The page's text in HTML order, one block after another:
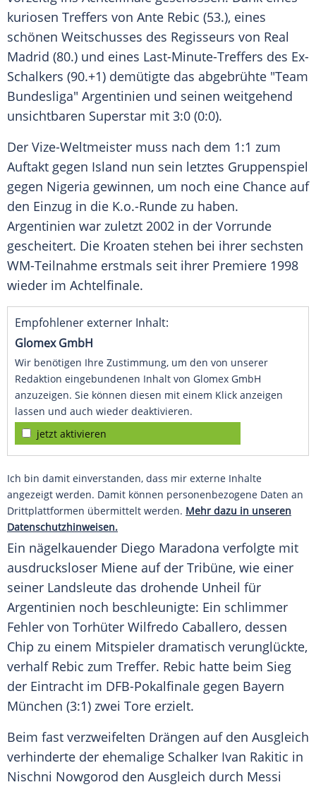
kuriosen Treffers von Ante Rebic (53.), eines
schönen Weitschusses des Regisseurs von Real
Madrid (80.) und eines Last-Minute-Treffers des Ex-
Schalkers (90.+1) demütigte das abgebrühte "Team
Bundesliga" Argentinien und seinen weitgehend
unsichtbaren Superstar mit 3:0 (0:0).
Der Vize-Weltmeister muss nach dem 1:1 zum
Auftakt gegen Island nun sein letztes Gruppenspiel
gegen Nigeria gewinnen, um noch eine Chance auf
den Einzug in die K.o.-Runde zu haben.
Argentinien war zuletzt 2002 in der Vorrunde
gescheitert. Die Kroaten stehen bei ihrer sechsten
WM-Teilnahme erstmals seit ihrer Premiere 1998
wieder im Achtelfinale.
Empfohlener externer Inhalt:
Glomex GmbH
Wir benötigen Ihre Zustimmung, um den von unserer
Redaktion eingebundenen Inhalt von Glomex GmbH
anzuzeigen. Sie können diesen mit einem Klick anzeigen
lassen und auch wieder deaktivieren.
jetzt aktivieren
Ich bin damit einverstanden, dass mir externe Inhalte
angezeigt werden. Damit können personenbezogene Daten an
Drittplattformen übermittelt werden. Mehr dazu in unseren
Datenschutzhinweisen.
Ein nägelkauender Diego Maradona verfolgte mit
ausdrucksloser Miene auf der Tribüne, wie einer
seiner Landsleute das drohende Unheil für
Argentinien noch beschleunigte: Ein schlimmer
Fehler von Torhüter Wilfredo Caballero, dessen
Chip zu einem Mitspieler dramatisch verunglückte,
verhalf Rebic zum Treffer. Rebic hatte beim Sieg
der Eintracht im DFB-Pokalfinale gegen Bayern
München (3:1) zwei Tore erzielt.
Beim fast verzweifelten Drängen auf den Ausgleich
verhinderte der ehemalige Schalker Ivan Rakitic in
Nischni Nowgorod den Ausgleich durch Messi